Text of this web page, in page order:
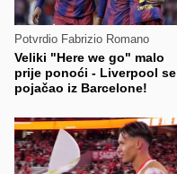
Potvrdio Fabrizio Romano
Veliki "Here we go" malo
prije ponoći - Liverpool se
pojačao iz Barcelone!